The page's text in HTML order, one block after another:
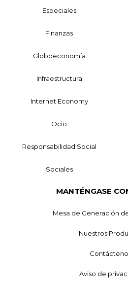
Especiales
Finanzas
Globoeconomía
Infraestructura
Internet Economy
Ocio
Responsabilidad Social
Sociales
MANTÉNGASE
Mesa de Generación
Nuestros
Aviso de